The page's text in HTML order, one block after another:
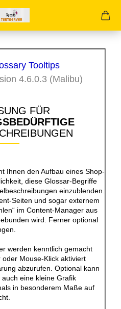
Tooltips
4.6.0.3 (Malibu)
FÜR
Ihnen den Aufbau eines Shop-
diese Glossar-Begriffe
einzublenden.
Seiten und sogar externem
im Content-Manager aus
wird. Ferner optional
werden kenntlich gemacht
Mouse-Klick aktiviert
abzurufen. Optional kann
eine kleine Grafik
in besonderem Maße auf